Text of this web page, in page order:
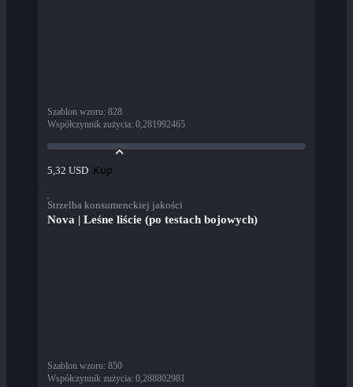
Szablon wzoru: 828
Współczynnik zużycia: 0,281992465
5,32 USD Kup
Strzelba konsumenckiej jakości
Nova | Leśne liście (po testach bojowych)
Szablon wzoru: 850
Współczynnik zużycia: 0,288802981